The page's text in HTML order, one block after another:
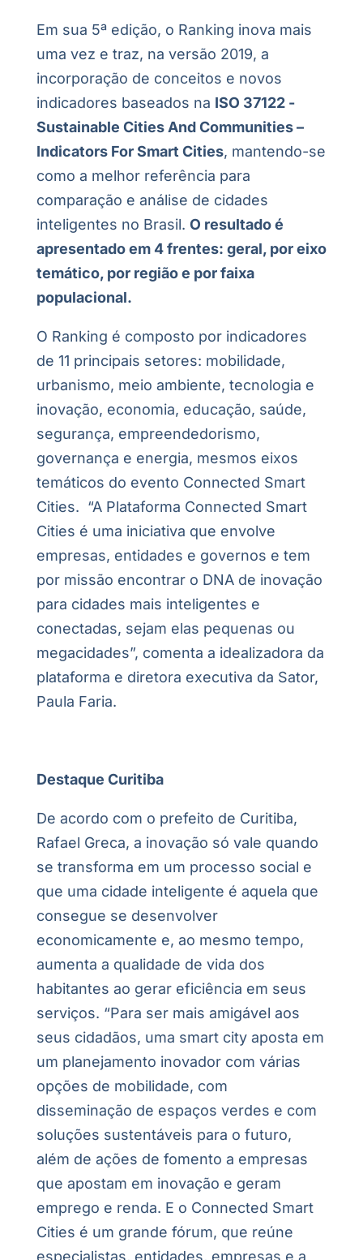
Em sua 5ª edição, o Ranking inova mais
uma vez e traz, na versão 2019, a
incorporação de conceitos e novos
indicadores baseados na ISO 37122 -
Sustainable Cities And Communities –
Indicators For Smart Cities, mantendo-se
como a melhor referência para
comparação e análise de cidades
inteligentes no Brasil. O resultado é
apresentado em 4 frentes: geral, por eixo
temático, por região e por faixa
populacional.
O Ranking é composto por indicadores
de 11 principais setores: mobilidade,
urbanismo, meio ambiente, tecnologia e
inovação, economia, educação, saúde,
segurança, empreendedorismo,
governança e energia, mesmos eixos
temáticos do evento Connected Smart
Cities. “A Plataforma Connected Smart
Cities é uma iniciativa que envolve
empresas, entidades e governos e tem
por missão encontrar o DNA de inovação
para cidades mais inteligentes e
conectadas, sejam elas pequenas ou
megacidades”, comenta a idealizadora da
plataforma e diretora executiva da Sator,
Paula Faria.
Destaque Curitiba
De acordo com o prefeito de Curitiba,
Rafael Greca, a inovação só vale quando
se transforma em um processo social e
que uma cidade inteligente é aquela que
consegue se desenvolver
economicamente e, ao mesmo tempo,
aumenta a qualidade de vida dos
habitantes ao gerar eficiência em seus
serviços. “Para ser mais amigável aos
seus cidadãos, uma smart city aposta em
um planejamento inovador com várias
opções de mobilidade, com
disseminação de espaços verdes e com
soluções sustentáveis para o futuro,
além de ações de fomento a empresas
que apostam em inovação e geram
emprego e renda. E o Connected Smart
Cities é um grande fórum, que reúne
especialistas, entidades, empresas e a